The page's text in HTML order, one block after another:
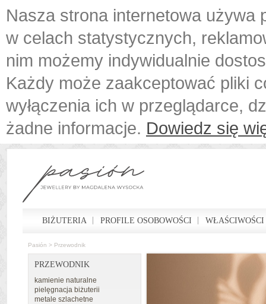
Nasza strona internetowa używa
w celach statystycznych,
nim możemy indywidualnie
Każdy może zaakceptować pliki
wyłączenia ich w przeglądarce,
żadne informacje. Dowiedz się
BIŻUTERIA PROFILE OSOBOWOŚCI
Pasión > Przewodnik
PRZEWODNIK
kamienie naturalne
pielęgnacja biżuterii
metale szlachetne